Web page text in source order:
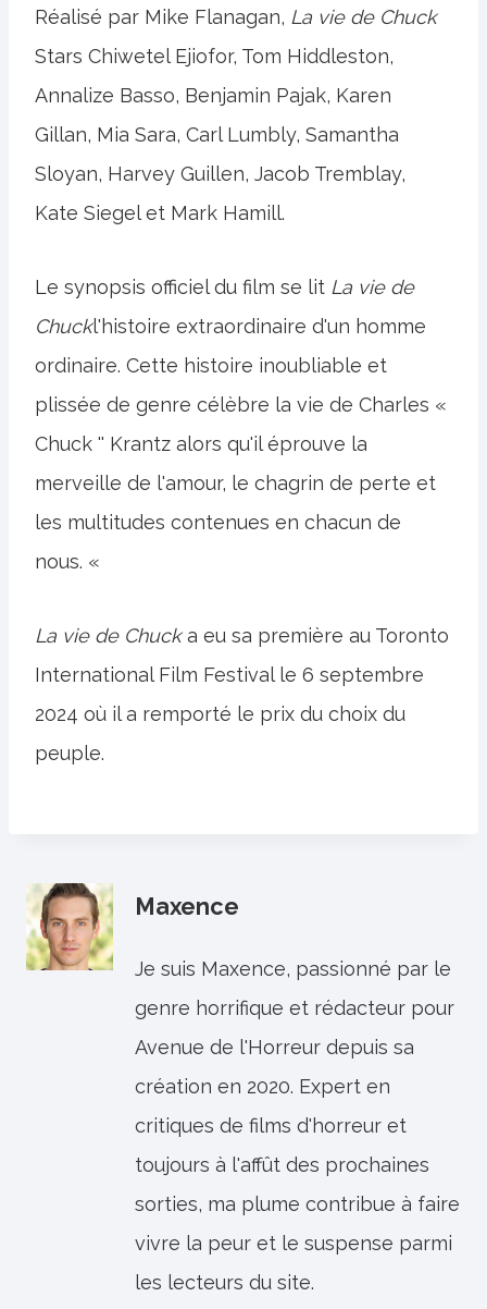
Réalisé par Mike Flanagan, La vie de Chuck
Stars Chiwetel Ejiofor, Tom Hiddleston,
Annalize Basso, Benjamin Pajak, Karen
Gillan, Mia Sara, Carl Lumbly, Samantha
Sloyan, Harvey Guillen, Jacob Tremblay,
Kate Siegel et Mark Hamill.
Le synopsis officiel du film se lit La vie de
Chuckl'histoire extraordinaire d'un homme
ordinaire. Cette histoire inoubliable et
plissée de genre célèbre la vie de Charles «
Chuck '' Krantz alors qu'il éprouve la
merveille de l'amour, le chagrin de perte et
les multitudes contenues en chacun de
nous. «
La vie de Chucka eu sa première au Toronto
International Film Festival le 6 septembre
2024 où il a remporté le prix du choix du
peuple.
Maxence
Je suis Maxence, passionné par le
genre horrifique et rédacteur pour
Avenue de l'Horreur depuis sa
création en 2020. Expert en
critiques de films d'horreur et
toujours à l'affût des prochaines
sorties, ma plume contribue à faire
vivre la peur et le suspense parmi
les lecteurs du site.